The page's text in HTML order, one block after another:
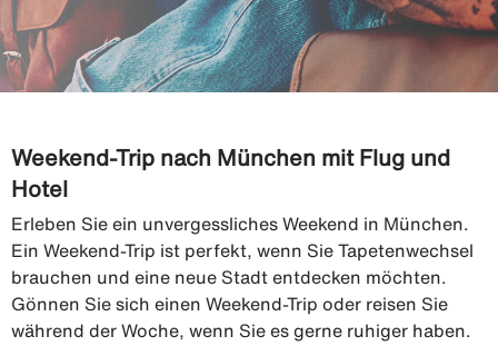
Weekend-Trip nach München mit Flug und
Hotel
Erleben Sie ein unvergessliches Weekend in München.
Ein Weekend-Trip ist perfekt, wenn Sie Tapetenwechsel
brauchen und eine neue Stadt entdecken möchten.
Gönnen Sie sich einen Weekend-Trip oder reisen Sie
während der Woche, wenn Sie es gerne ruhiger haben.